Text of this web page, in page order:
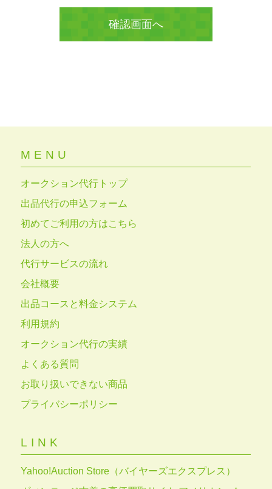
MENU
オークション代行トップ
出品代行の申込フォーム
初めてご利用の方はこちら
法人の方へ
代行サービスの流れ
会社概要
出品コースと料金システム
利用規約
オークション代行の実績
よくある質問
お取り扱いできない商品
プライバシーポリシー
LINK
Yahoo!Auction Store（バイヤーズエクスプレス）